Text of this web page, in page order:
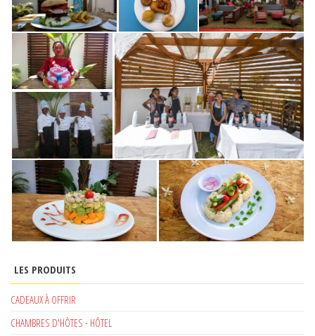
LES PRODUITS
CADEAUX À OFFRIR
CHAMBRES D'HÔTES - HÔTEL